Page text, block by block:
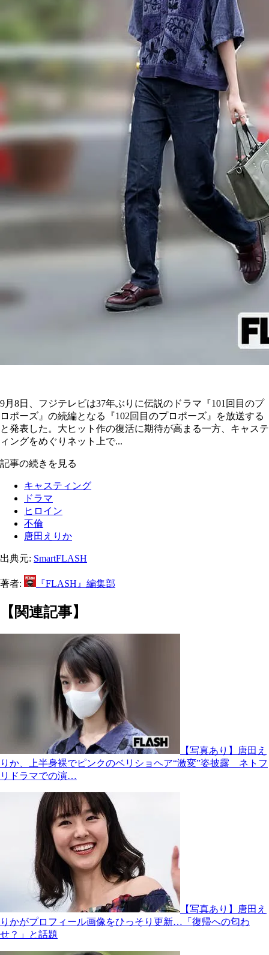
9月8日、フジテレビは37年ぶりに伝説のドラマ『101回目のプ
ロポーズ』の続編となる『102回目のプロポーズ』を放送する
と発表した。大ヒット作の復活に期待が高まる一方、キャステ
ィングをめぐりネット上で...
記事の続きを見る
キャスティング
ドラマ
ヒロイン
不倫
唐田えりか
出典元: SmartFLASH
著者: 『FLASH』編集部
【関連記事】
【写真あり】唐田え
りか、上半身裸でピンクのベリショヘア“激変”姿披露 ネトフ
リドラマでの演…
【写真あり】唐田え
りかがプロフィール画像をひっそり更新…「復帰への匂わ
せ？」と話題